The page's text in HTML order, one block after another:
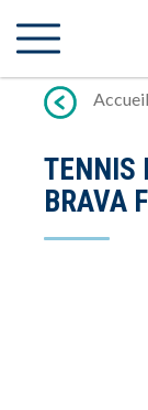
vers
Accueil
TENNIS
BRAVA